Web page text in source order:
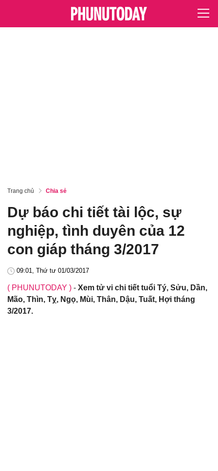
Trang chủ Chia sẻ
Dự báo chi tiết tài lộc, sự
nghiệp, tình duyên của 12
con giáp tháng 3/2017
09:01, Thứ tư 01/03/2017
( PHUNUTODAY ) - Xem tử vi chi tiết tuổi Tý, Sửu, Dần,
Mão, Thìn, Tỵ, Ngọ, Mùi, Thân, Dậu, Tuất, Hợi tháng
3/2017.